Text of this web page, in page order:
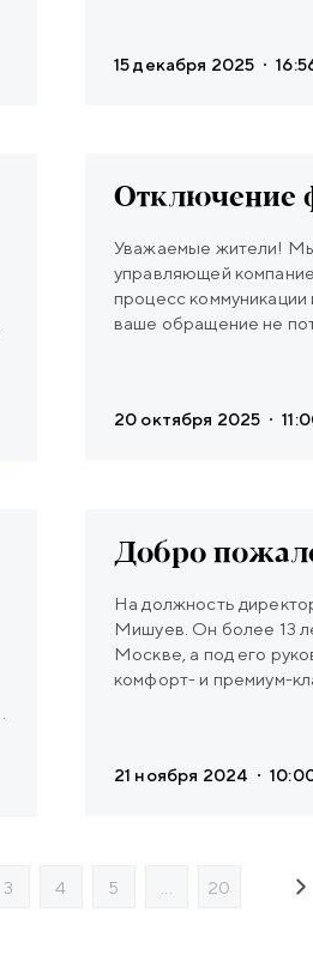
15 декабря 2025
Отключение
Уважаемые жители! Мы продолжаем делать ваше взаимодействие с
управляющей
процесс
ваше обращение не
заявлений вы всегда
20 октября 2025
Добро
На должность
Мишуев. Он более 13
Москве, а под его
комфорт- и премиум-
создание той
21 ноября 2024
3 4 5 20